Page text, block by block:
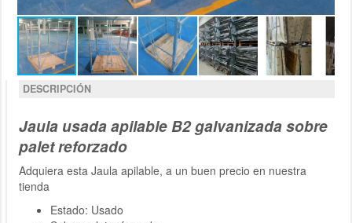
DESCRIPCIÓN
Jaula usada apilable B2 galvanizada sobre
palet reforzado
Adquiera esta Jaula apilable, a un buen precio en nuestra
tienda
Estado: Usado